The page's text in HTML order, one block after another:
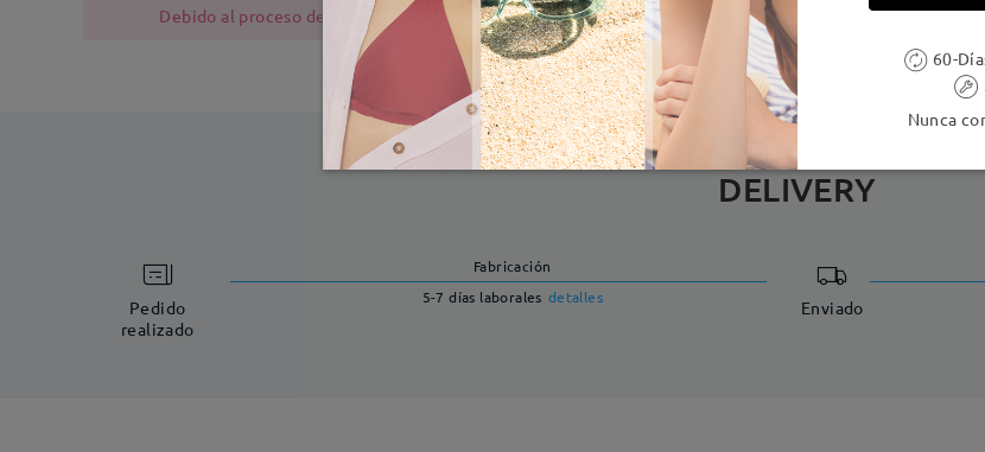
Debido al proceso de fabricación, las monturas metálicas contienen níquel. Los clientes con
DELIVERY
Pedido
realizado
Fabricación
5-7 días laborales detalles Enviado
60-
Nunca